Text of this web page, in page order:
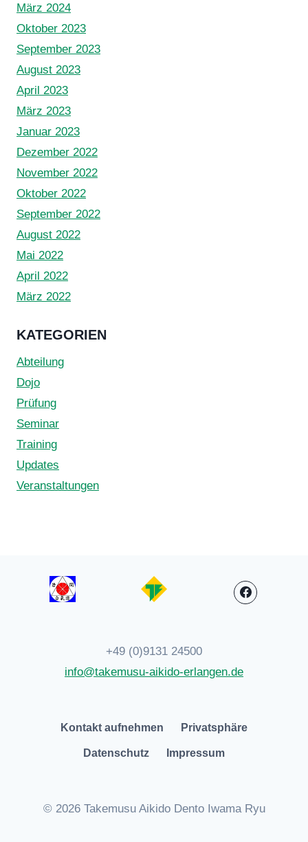
März 2024
Oktober 2023
September 2023
August 2023
April 2023
März 2023
Januar 2023
Dezember 2022
November 2022
Oktober 2022
September 2022
August 2022
Mai 2022
April 2022
März 2022
KATEGORIEN
Abteilung
Dojo
Prüfung
Seminar
Training
Updates
Veranstaltungen
+49 (0)9131 24500
info@takemusu-aikido-erlangen.de
Kontakt aufnehmen Privatsphäre
Datenschutz Impressum
© 2026 Takemusu Aikido Dento Iwama Ryu